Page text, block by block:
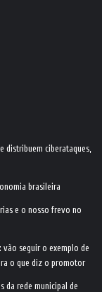
distribuem ciberataques,
brasileira
e o nosso frevo no
vão seguir o exemplo de
o que diz o promotor
da rede municipal de